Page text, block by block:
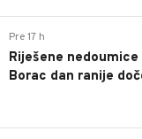
Pre 17 h
Riješene
Borac dan ranije